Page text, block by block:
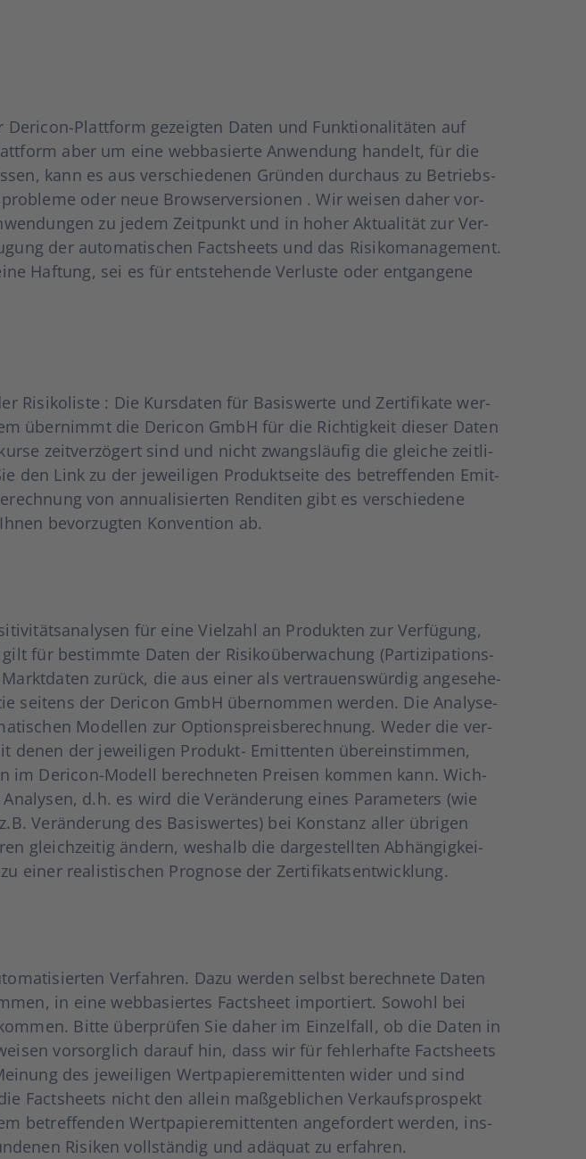
Platt­form gezeig­ten Daten und Funk­tio­na­li­tä­ten auf
aber um eine web­ba­sier­te Anwen­dung han­delt, für die
kann es aus ver­schie­de­nen Grün­den durch­aus zu Betriebs­
oder neue Brow­ser­ver­sio­nen . Wir wei­sen daher vor­
zu jedem Zeit­punkt und in hoher Aktua­li­tät zur Ver­
der auto­ma­ti­schen Facts­heets und das Risi­ko­ma­nage­ment.
Haf­tung, sei es für ent­ste­hen­de Ver­lus­te oder ent­gan­ge­ne
Risi­ko­lis­te : Die Kurs­da­ten für Basis­wer­te und Zer­ti­fi­ka­te wer­
über­nimmt die Der­icon GmbH für die Rich­tig­keit die­ser Daten
zeit­ver­zö­gert sind und nicht zwangs­läu­fig die glei­che zeit­li­
den Link zu der jewei­li­gen Pro­dukt­sei­te des betref­fen­den Emit­
von annua­li­sier­ten Ren­di­ten gibt es ver­schie­de­ne
bevor­zug­ten Kon­ven­ti­on ab.
für eine Viel­zahl an Pro­duk­ten zur Ver­fü­gung,
für bestimm­te Daten der Risi­ko­über­wa­chung (Par­ti­zi­pa­ti­ons­
zurück, die aus einer als ver­trau­ens­wür­dig ange­se­he­
sei­tens der Der­icon GmbH über­nom­men wer­den. Die Ana­ly­se­
Model­len zur Opti­ons­preis­be­rech­nung. Weder die ver­
denen der jewei­li­gen Pro­dukt- Emit­ten­ten über­ein­stim­men,
im Der­icon-Modell berech­ne­ten Prei­sen kom­men kann. Wich­
d.h. es wird die Ver­än­de­rung eines Para­me­ters (wie
Ver­än­de­rung des Basis­wer­tes) bei Kon­stanz aller übri­gen
gleich­zei­tig ändern, wes­halb die dar­ge­stell­ten Abhän­gig­kei­
einer rea­lis­ti­schen Pro­gno­se der Zer­ti­fi­kats­ent­wick­lung.
Ver­fah­ren. Dazu wer­den selbst berech­ne­te Daten
in eine web­ba­sier­tes Facts­heet impor­tiert. Sowohl bei
Bit­te über­prü­fen Sie daher im Ein­zel­fall, ob die Daten in
vor­sorg­lich dar­auf hin, dass wir für feh­ler­haf­te Facts­heets
des jewei­li­gen Wert­pa­pier­emit­ten­ten wider und sind
Facts­heets nicht den allein maß­geb­li­chen Ver­kaufs­pro­spekt
betref­fen­den Wert­pa­pier­emit­ten­ten ange­for­dert wer­den, ins­
Risi­ken voll­stän­dig und adäquat zu erfah­ren.